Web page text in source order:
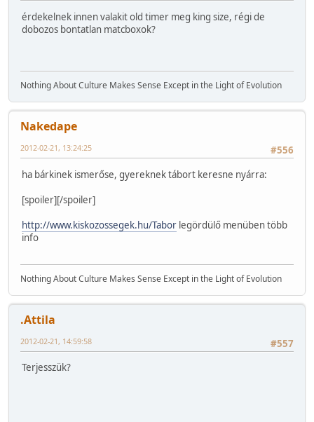
érdekelnek innen valakit old timer meg king size, régi de
dobozos bontatlan matcboxok?
Nothing About Culture Makes Sense Except in the Light of Evolution
Nakedape
#556
2012-02-21, 13:24:25
ha bárkinek ismerőse, gyereknek tábort keresne nyárra:
[spoiler][/spoiler]
http://www.kiskozossegek.hu/Tabor legördülő menüben több
info
Nothing About Culture Makes Sense Except in the Light of Evolution
.Attila
#557
2012-02-21, 14:59:58
Terjesszük?